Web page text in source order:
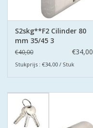
S2skg**F2 Cilinder 80
mm 35/45 3
keersleutels
€40,00 €34,00
Stukprijs : €34,00 / Stuk